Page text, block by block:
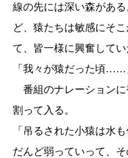
線の先には深い森があ
ど、猿たちは敏感にそ
て、皆一様に興奮してい
「我々が猿だった頃……
番組のナレーション
割って入る。
「吊るされた小猿は水
だんど弱っていって、